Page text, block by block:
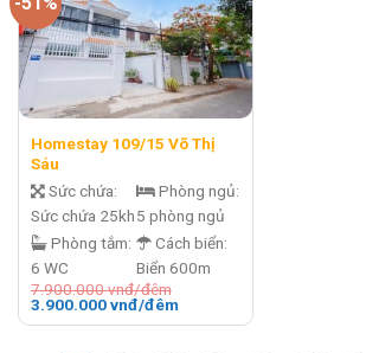
Homestay 109/15 Võ Thị
Sáu
Sức chứa:
Sức chứa 25kh
Phòng tắm:
6 WC
Phòng ngủ:
5 phòng ngủ
Cách biển:
Biển 600m
7.900.000vnđ/đêm
Giá
3.900.000vnđ/đêmGiá